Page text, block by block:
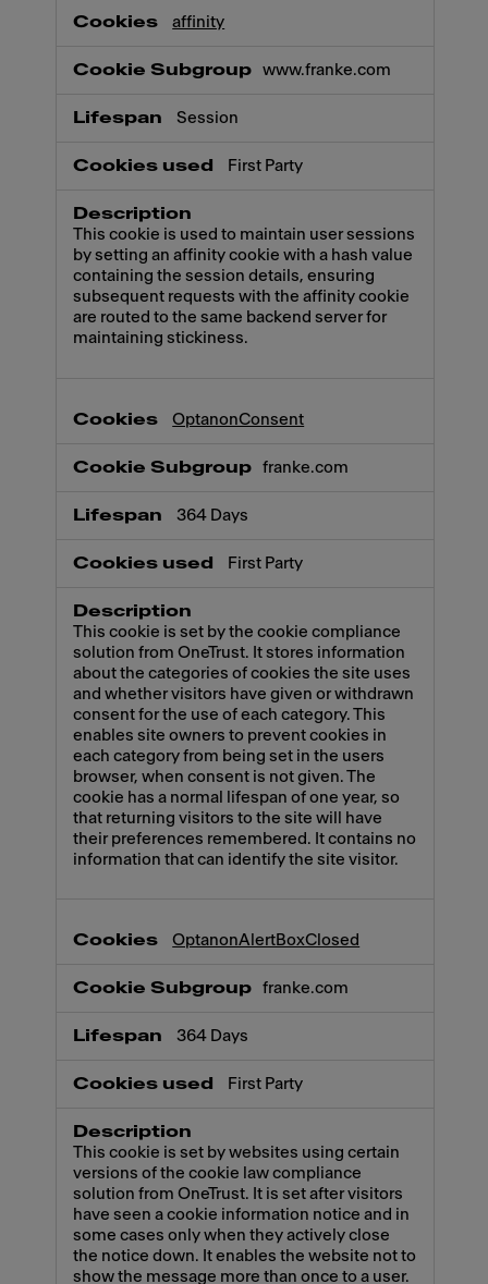
affinity
www.franke.com
Session
First Party
This cookie is used to maintain user sessions
by setting an affinity cookie with a hash value
containing the session details, ensuring
subsequent requests with the affinity cookie
are routed to the same backend server for
maintaining stickiness.
OptanonConsent
franke.com
364 Days
First Party
This cookie is set by the cookie compliance
solution from OneTrust. It stores information
about the categories of cookies the site uses
and whether visitors have given or withdrawn
consent for the use of each category. This
enables site owners to prevent cookies in
each category from being set in the users
browser, when consent is not given. The
cookie has a normal lifespan of one year, so
that returning visitors to the site will have
their preferences remembered. It contains no
information that can identify the site visitor.
OptanonAlertBoxClosed
franke.com
364 Days
First Party
This cookie is set by websites using certain
versions of the cookie law compliance
solution from OneTrust. It is set after visitors
have seen a cookie information notice and in
some cases only when they actively close
the notice down. It enables the website not to
show the message more than once to a user.